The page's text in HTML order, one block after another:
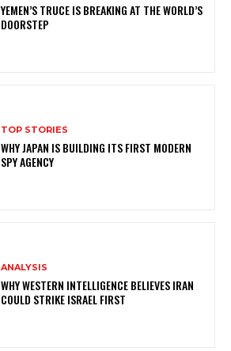
YEMEN’S TRUCE IS BREAKING AT THE WORLD’S
DOORSTEP
TOP STORIES
WHY JAPAN IS BUILDING ITS FIRST MODERN
SPY AGENCY
ANALYSIS
WHY WESTERN INTELLIGENCE BELIEVES IRAN
COULD STRIKE ISRAEL FIRST